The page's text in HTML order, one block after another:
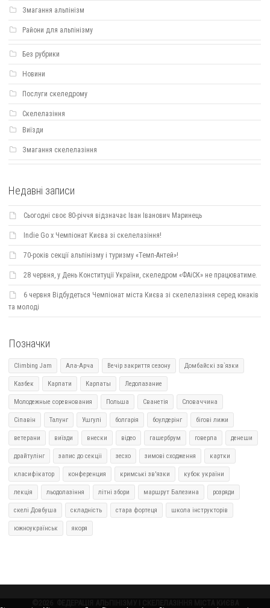
Змагання альпінізм
Райони для альпінізму
Без рубрики
Новини
Послуги скеледрому
Скелелазіння
Виїзди
Змагання скелелазіння
Недавні записи
Сьогодні своє 80-річчя відзначає Іван Іванович Маринець
Indie Go х Чемпіонат Києва зі скелелазіння!
70-років секції альпінізму і туризму «Темп-Антей»!
28 червня, у День Конституції України, скеледром «ФАіСК» не працюватиме.
6 червня Відбудеться Чемпіонат міста Києва зі скелелазіння серед юнаків
та молоді
Позначки
Climbing Jam Ала-Арча Вечір закриття сезону Домбайскі зв`язки
Казбек Карпати Карпаты Ледолазание
Молодежные соревнования Польша Сванетія Словаччина
Сіпавін Талунг Ушгулі болгарія боулдерінг бігові лижи
ветерани виїзди внески відео гашербрум говерла денеши
драйтулінг запис до секціі зесхо зимові сходження картки
класифікатор конференция кримські зв'язки кубок україни
лекція льодолазіння літні збори маршрут Балезина розряди
скелі Довбуша складність стара фортеця школа інструкторів
южноукраїнськ якоря